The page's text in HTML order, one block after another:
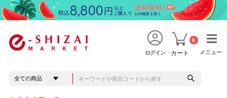
メニュー
メニュー
ログイン カート
0